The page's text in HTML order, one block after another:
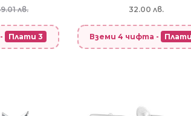
лв.
Плати 3
32.00 лв.
Вземи 4 чифта -